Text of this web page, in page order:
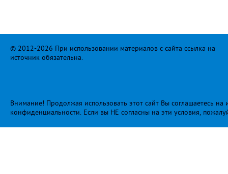
© 2012-2026 При использовании материалов с сайта ссылка на
источник обязательна.
Внимание! Продолжая использовать этот сайт Вы соглашаетесь
конфиденциальности. Если вы НЕ согласны на эти условия,